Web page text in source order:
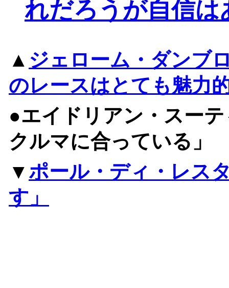
れだろうが自信は
▲ ジェローム・ダンブ
のレースはとても魅力
●エイドリアン・スー
クルマに合っている」
▼ ポール・ディ・レス
す」